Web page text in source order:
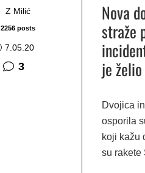
Z Milić
2256 posts
7.05.20
3komentara
Nova
straže
je
Dvojica
osporila
koji kažu
su rakete